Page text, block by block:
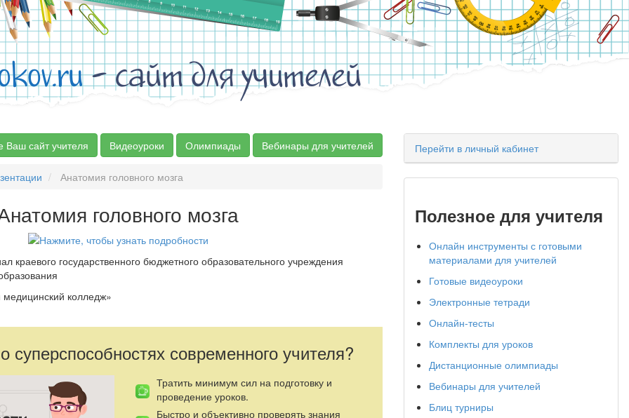
- сайт для учителей
Ваш сайт учителя Видеоуроки Олимпиады Вебинары для учителей
Анатомия головного мозга
головного мозга
краевого государственного бюджетного образовательного учреждения
медицинский колледж»
ГОЛОВНОГО МОЗГА»
суперспособностях современного учителя?
Тратить минимум сил на подготовку и
проведение уроков.
Быстро и объективно проверять знания
Перейти в личный кабинет
Полезное для учителя
Онлайн инструменты с готовыми
материалами для учителей
Готовые видеоуроки
Электронные тетради
Онлайн-тесты
Комплекты для уроков
Дистанционные олимпиады
Вебинары для учителей
Блиц турниры